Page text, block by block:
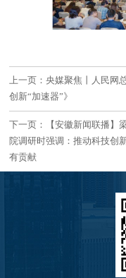
上一页：央媒聚焦丨人民网
创新“加速器”》
下一页：【安徽新闻联播】
院调研时强调：推动科技创
有贡献